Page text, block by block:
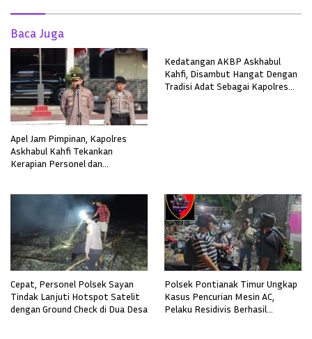
Baca Juga
Apel Jam Pimpinan, Kapolres
Askhabul Kahfi Tekankan
Kerapian Personel dan
Kedatangan AKBP Askhabul
Kahfi, Disambut Hangat Dengan
Tradisi Adat Sebagai Kapolres
Cepat, Personel Polsek Sayan
Tindak Lanjuti Hotspot Satelit
dengan Ground Check di Dua Desa
Polsek Pontianak Timur Ungkap
Kasus Pencurian Mesin AC,
Pelaku Residivis Berhasil